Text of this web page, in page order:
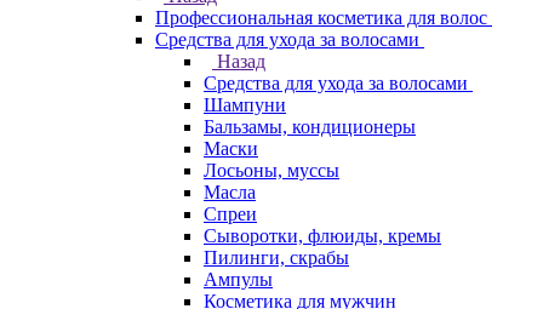
Профессиональная косметика для волос
Средства для ухода за волосами
Назад
Средства для ухода за волосами
Шампуни
Бальзамы, кондиционеры
Маски
Лосьоны, муссы
Масла
Спреи
Сыворотки, флюиды, кремы
Пилинги, скрабы
Ампулы
Косметика для мужчин